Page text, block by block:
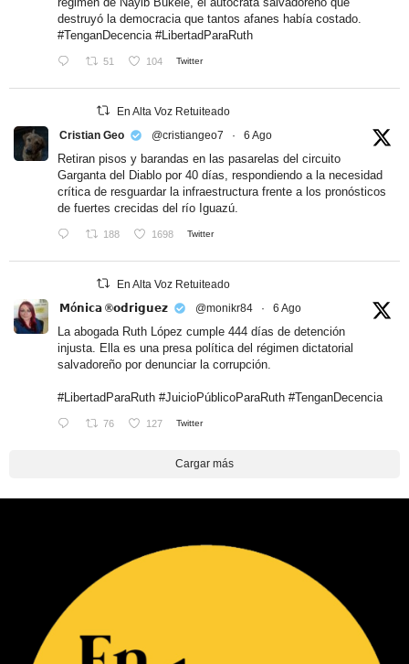
destruyó la democracia que tantos afanes había costado.
#TenganDecencia #LibertadParaRuth
51 104 Twitter
En Alta Voz Retuiteado
Cristian Geo
@cristiangeo7 · 6 Ago
Retiran pisos y barandas en las pasarelas del circuito
Garganta del Diablo por 40 días, respondiendo a la necesidad
crítica de resguardar la infraestructura frente a los pronósticos
de fuertes crecidas del río Iguazú.
188 1698 Twitter
En Alta Voz Retuiteado
𝗠ó𝗻𝗶𝗰𝗮 ®𝗼𝗱𝗿𝗶𝗴𝘂𝗲𝘇
@monikr84 · 6 Ago
La abogada Ruth López cumple 444 días de detención
injusta. Ella es una presa política del régimen dictatorial
salvadoreño por denunciar la corrupción.
#LibertadParaRuth #JuicioPúblicoParaRuth #TenganDecencia
76 127 Twitter
Cargar más